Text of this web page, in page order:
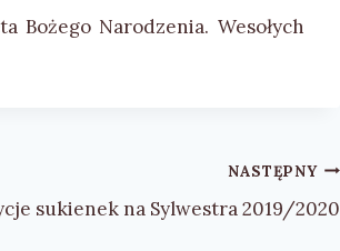
Bożego Narodzenia. Wesołych
NASTĘPNY
sukienek na Sylwestra 2019/2020